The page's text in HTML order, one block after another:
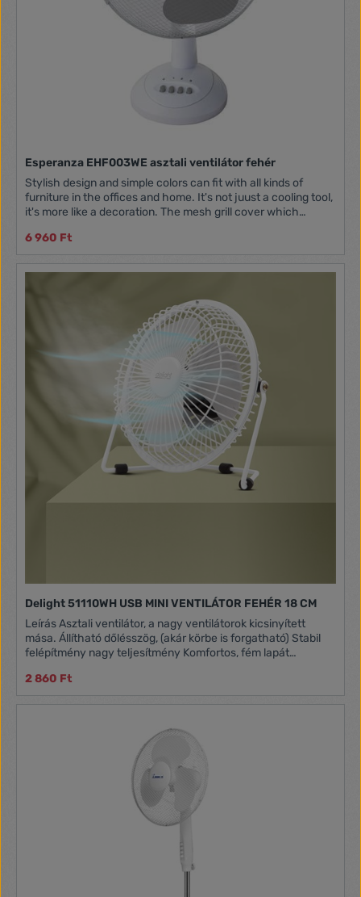
és zsinórkapcsolókkal Tartozék csavarok és tiplik
Esperanza EHF003WE asztali ventilátor fehér
Stylish design and simple colors can fit with all kinds of
furniture in the offices and home. It's not juust a cooling tool,
it's more like a decoration. The mesh grill cover which
Cool down the office and home with the quiet wind down. - 3
speeds - the diameter of blades is 40cm - 90deg. horizontal
rotation with an option of turn off - the front and rear
protection against overheatingGyártó: ESPERANZA
6 960 Ft
Delight 51110WH USB MINI VENTILÁTOR FEHÉR 18 CM
Leírás Asztali ventilátor, a nagy ventilátorok kicsinyített
mása. Állítható dőlésszög, (akár körbe is forgatható) Stabil
felépítmény nagy teljesítmény Komfortos, fém lapát
1,75W (számítógépről vagy USB tápegységről is működik)
Átmérő: 18 cm Magasság: 20 cm Kábelhossz: 110 cm
2 860 Ft